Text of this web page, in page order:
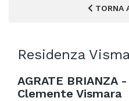
TORNA
Residenza
AGRATE BRIANZA
Clemente Vismara